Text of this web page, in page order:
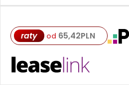
raty od 65,42PLN